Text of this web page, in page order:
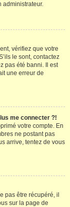
administrateur.
vérifiez que votre
le sont, contactez
pas été banni. Il est
une erreur de
me connecter ?!
votre compte. En
ne postant pas
arrive, tentez de vous
pas être récupéré, il
sur la page de